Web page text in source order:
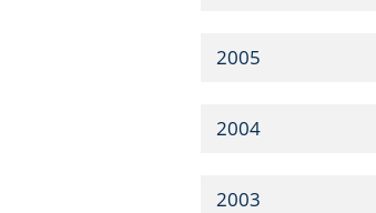
2005
2004
2003